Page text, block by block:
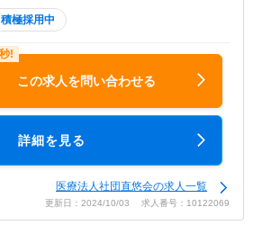
積極採用中
この求人を問い合わせる
詳細を見る
医療法人社団直悠会の求人一覧
更新日：2024/10/03 求人番号：10122069